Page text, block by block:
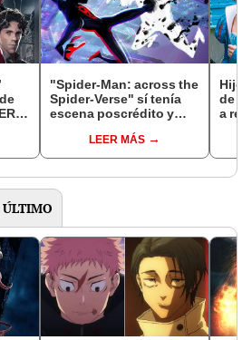
la
"Spider-Man: across the
Spider-Verse" sí tenía
escena poscrédito y
LEER MÁS
Hijo
de
a